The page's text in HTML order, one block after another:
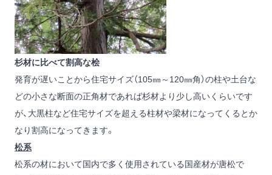
杉材に比べて割高な桧
発育が遅いことから住宅サイズ（105㎜～120㎜角）の柱や土台な
どの小さな断面の正角材であれば杉材より少し高いくらいです
が、大黒柱など住宅サイズを超える柱材や梁材になってくるとか
なり割高になってきます。
松系
松系の材において国内で多く使用されている国産材が唐松で